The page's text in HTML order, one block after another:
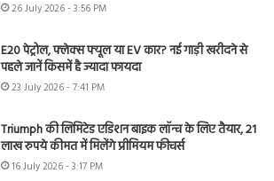
26 July 2026 - 3:56 PM
E20 पेट्रोल, फ्लेक्स फ्यूल या EV कार? नई गाड़ी खरीदने से
पहले जानें किसमें है ज्यादा फायदा
23 July 2026 - 7:41 PM
Triumph की लिमिटेड एडिशन बाइक लॉन्च के लिए तैयार, 21
लाख रुपये कीमत में मिलेंगे प्रीमियम फीचर्स
16 July 2026 - 3:17 PM